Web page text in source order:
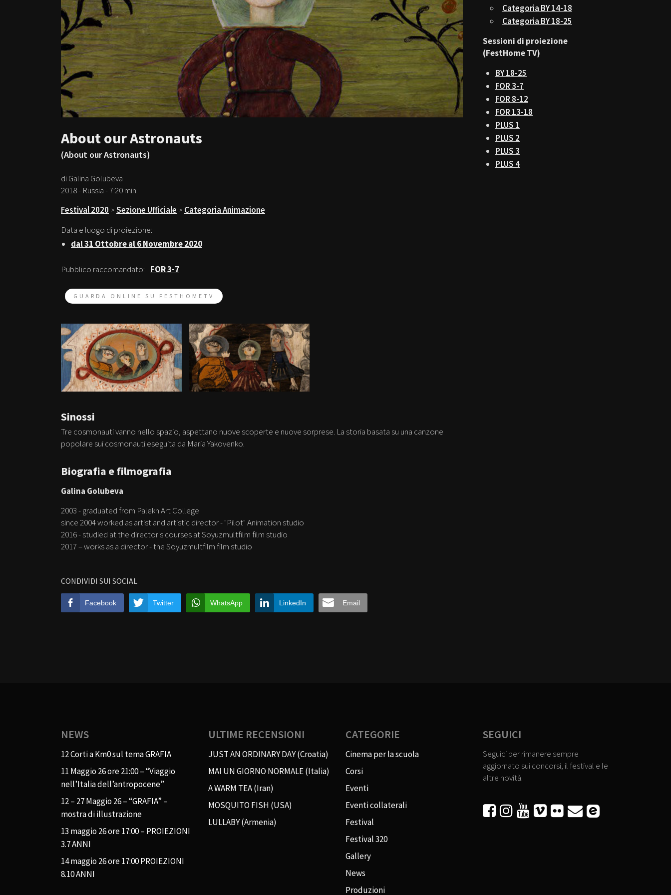
About our Astronauts
(About our Astronauts)
di Galina Golubeva
2018 - Russia - 7:20 min.
Festival 2020 >Sezione Ufficiale > Categoria Animazione
Data e luogo di proiezione:
dal 31 Ottobre al 6 Novembre 2020
Pubblico raccomandato: FOR 3-7
GUARDA ONLINE SU FESTHOMETV
Sinossi
Tre cosmonauti vanno nello spazio, aspettano nuove scoperte e nuove sorprese. La storia basata su una canzone
popolare sui cosmonauti eseguita da Maria Yakovenko.
CONDIVIDI SUI SOCIAL
Facebook Twitter WhatsApp LinkedIn Email
Biografia e filmografia
Galina Golubeva
2003 - graduated from Palekh Art College
since 2004 worked as artist and artistic director - "Pilot" Animation studio
2016 - studied at the director's courses at Soyuzmultfilm film studio
2017 – works as a director - the Soyuzmultfilm film studio
Categoria BY 14-18
Categoria BY 18-25
Sessioni di proiezione
(FestHome TV)
BY 18-25
FOR 3-7
FOR 8-12
FOR 13-18
PLUS 1
PLUS 2
PLUS 3
PLUS 4
NEWS
12 Corti a Km0 sul tema GRAFIA
11 Maggio 26 ore 21:00 – “Viaggio
nell’Italia dell’antropocene”
12 – 27 Maggio 26 – “GRAFIA” –
mostra di illustrazione
13 maggio 26 ore 17:00 – PROIEZIONI
3.7 ANNI
14 maggio 26 ore 17:00 PROIEZIONI
8.10 ANNI
ULTIME RECENSIONI
JUST AN ORDINARY DAY (Croatia)
MAI UN GIORNO NORMALE (Italia)
A WARM TEA (Iran)
MOSQUITO FISH (USA)
LULLABY (Armenia)
CATEGORIE
Cinema per la scuola
Corsi
Eventi
Eventi collaterali
Festival
Festival 320
Gallery
News
Produzioni
SEGUICI
Seguici per rimanere sempre
aggiornato sui concorsi, il festival e le
altre novità.
     